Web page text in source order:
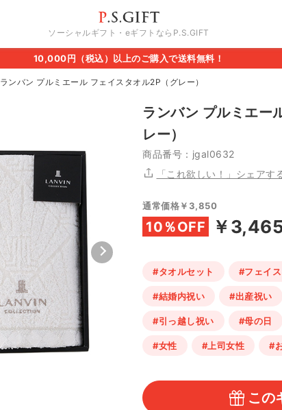
ソーシャルギフト・eギフトならP.S.GIFT
10,000円（税込）以上のご購入で送料無料！
ランバン プルミエール フェイスタオル2P（グレー）
ランバン プルミエー
レー）
商品番号：jgal0632
「これ欲しい！」シェアす
通常価格￥3,850
10％OFF ￥
#タオルセット #フェイ
#結婚内祝い #出産祝い
#引っ越し祝い #母の日
#女性 #上司女性 #
この